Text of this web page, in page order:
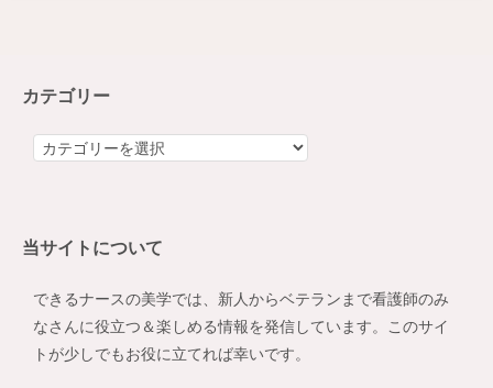
カテゴリー
カ
ー
当サイトについて
できるナースの美学では、新人からベテランまで看護師のみ
なさんに役立つ＆楽しめる情報を発信しています。このサイ
トが少しでもお役に立てれば幸いです。